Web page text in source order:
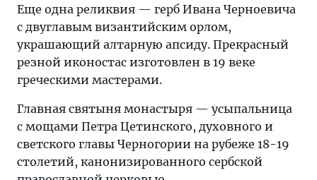
Еще одна реликвия — герб Ивана Черноевича
с двуглавым византийским орлом,
украшающий алтарную апсиду. Прекрасный
резной иконостас изготовлен в 19 веке
греческими мастерами.
Главная святыня монастыря — усыпальница
с мощами Петра Цетинского, духовного и
светского главы Черногории на рубеже 18-19
столетий, канонизированного сербской